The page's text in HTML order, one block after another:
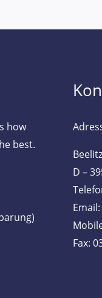
how
best.
D –
Fax: